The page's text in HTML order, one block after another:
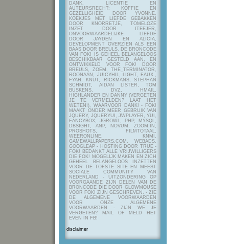
DANK, LICENTIE EN
AUTEURSRECHT: KOFFIE EN
GEZELLIGHEID DOOR YVONNE,
KOEKJES MET LIEFDE GEBAKKEN
DOOR KNORRETJE, TOMELOZE
INZET DOOR ITEEJER,
ONVOORWAARDELIJKE LIEFDE
DOOR JAYDEN EN ALICIA,
DEVELOPMENT OVERZIEN ALS EEN
BAAS DOOR BREULS. DE BRONCODE
VAN FOK! IS GEHEEL BELANGELOOS
BESCHIKBAAR GESTELD AAN, EN
ONTWIKKELD VOOR FOK! DOOR
BREULS, ZOEM, THE_TERMINATOR,
ROONAAN, JUICYHIL, LIGHT, FAUX.,
FYAH, KNUT, RICKMANS, STEPHAN
SCHMIDT, AIDAN LISTER, TOM
BUSKENS, DVZ, HMAIL,
HIGHLANDER EN DANNY (VERGETEN
JE TE VERMELDEN? LAAT HET
WETEN!), WAARVOOR DANK! - FOK!
MAAKT ONDER MEER GEBRUIK VAN
JQUERY, JQUERYUI, JWPLAYER, YUI,
FANCYBOX, JGROWL, PHP, MYSQL,
DBSIGHT, ANP, NOVUM, ZOOM.IN,
PROSHOTS, FILMTOTAAL,
WEERONLINE, KNMI,
GAMEWALLPAPERS.COM, WEBADS,
GOOGLEAP - HOSTING DOOR TRUE -
FOK! BEDANKT ALLE VRIJWILLIGERS
DIE FOK! MOGELIJK MAKEN EN ZICH
GEHEEL BELANGELOOS INZETTEN
VOOR DE TOFSTE SITE EN MEEST
SOCIALE COMMUNITY VAN
NEDERLAND - UITZONDERING OP
VOORGAANDE ZIJN DELEN VAN DE
BRONCODE DIE DOOR GLOWMOUSE
VOOR FOK! ZIJN GESCHREVEN. - ZIE
DE ALGEMENE VOORWAARDEN
VOOR ONZE ALGEMENE
VOORWAARDEN - ZIJN WE JE
VERGETEN? MAIL OF MELD HET
EVEN IN FB!
disclaimer